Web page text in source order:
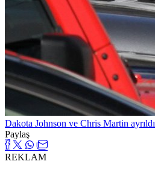
Dakota Johnson ve Chris Martin ayrıldı
Paylaş
REKLAM